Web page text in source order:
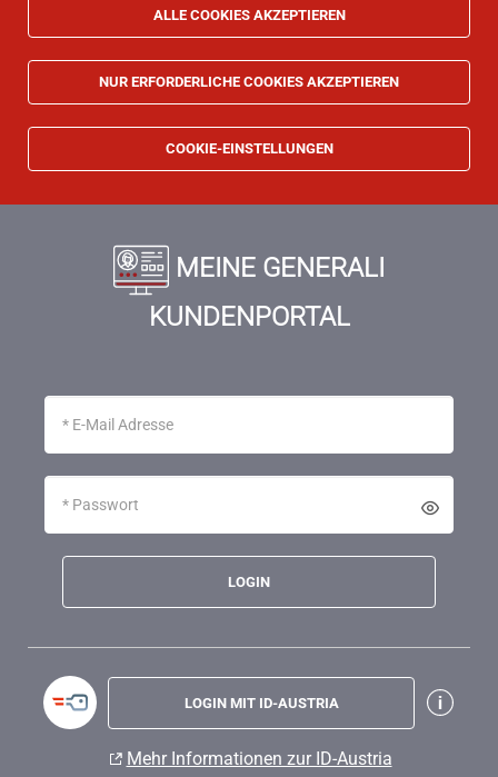
ALLE COOKIES AKZEPTIEREN
NUR ERFORDERLICHE COOKIES AKZEPTIEREN
COOKIE-EINSTELLUNGEN
MEINE GENERALI
KUNDENPORTAL
LOGIN
LOGIN MIT ID-AUSTRIA
Mehr Informationen zur ID-Austria